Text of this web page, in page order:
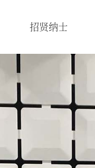
招贤纳士